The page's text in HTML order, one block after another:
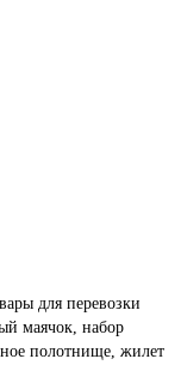
для перевозки
маячок, набор
полотнище, жилет